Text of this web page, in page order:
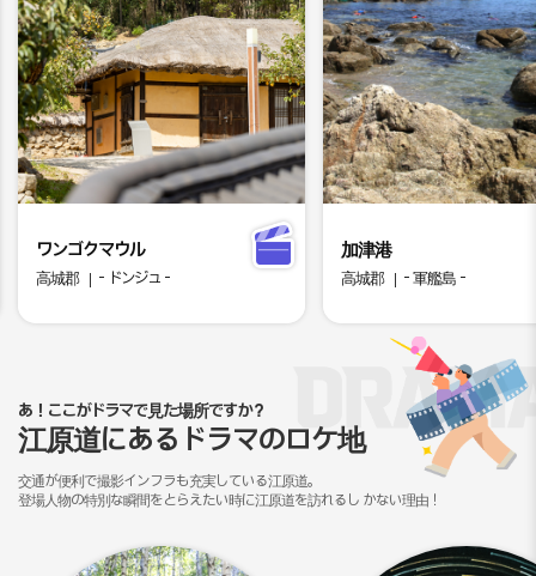
ワンゴクマウル
高城郡 - ドンジュ -
加津港
高城郡 - 軍艦島 -
あ！ここがドラマで見た場所ですか？
江原道にあるドラマのロケ地
交通が便利で撮影インフラも充実している江原道。
登場人物の特別な瞬間をとらえたい時に江原道を訪れるし かない理由！